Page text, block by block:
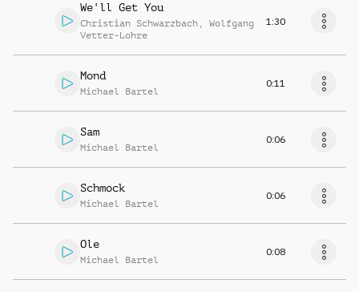
We'll Get You
Christian Schwarzbach , Wolfgang
Vetter-Lohre
1:30
Mond
Michael Bartel
0:11
Sam
Michael Bartel
0:06
Schmock
Michael Bartel
0:06
Ole
Michael Bartel
0:08